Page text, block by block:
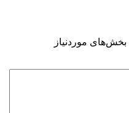
بخش‌های موردنیاز